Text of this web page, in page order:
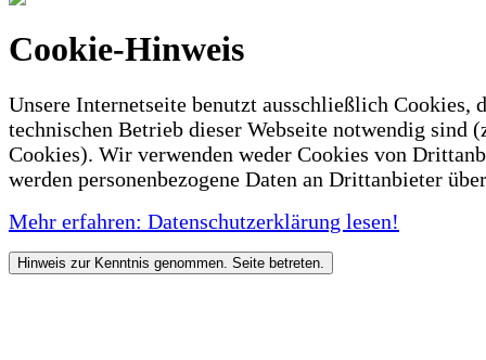
Cookie-Hinweis
Unsere Internetseite benutzt ausschließlich Cookies,
technischen Betrieb dieser Webseite notwendig sind
Cookies). Wir verwenden weder Cookies von
werden personenbezogene Daten an Drittanbieter
Mehr erfahren: Datenschutzerklärung lesen!
Hinweis zur Kenntnis genommen. Seite betreten.